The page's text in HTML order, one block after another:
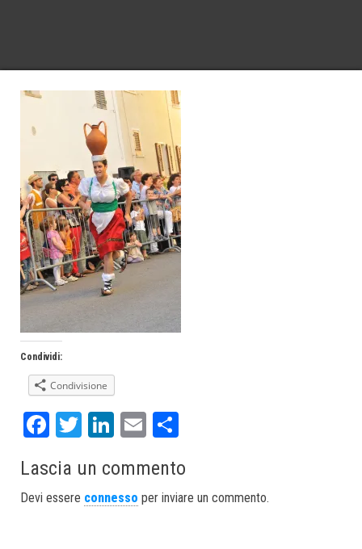
Condividi:
Condivisione
Fa
bo
ok
T
tt
er
Li
ed
In
E
ail re
Lascia un commento
Devi essere connesso per inviare un commento.